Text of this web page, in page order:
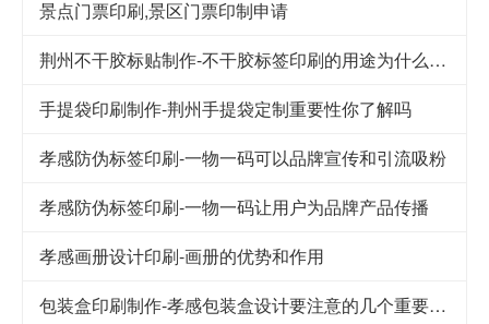
景点门票印刷,景区门票印制申请
荆州不干胶标贴制作-不干胶标签印刷的用途为什么这么广泛
手提袋印刷制作-荆州手提袋定制重要性你了解吗
孝感防伪标签印刷-一物一码可以品牌宣传和引流吸粉
孝感防伪标签印刷-一物一码让用户为品牌产品传播
孝感画册设计印刷-画册的优势和作用
包装盒印刷制作-孝感包装盒设计要注意的几个重要因素